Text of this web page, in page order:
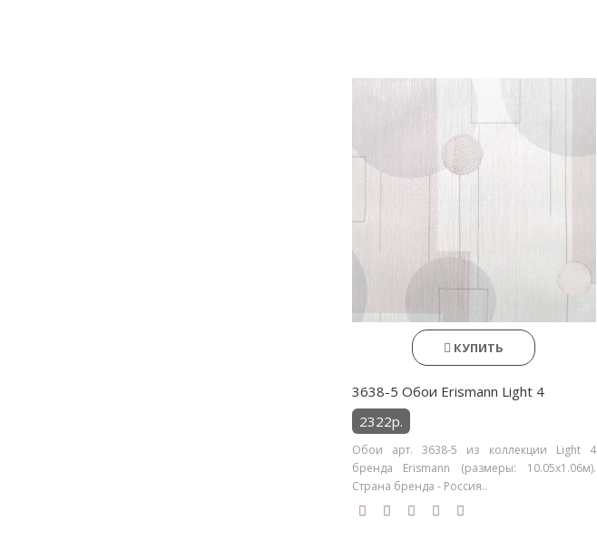
КУПИТЬ
3638-5 Обои Erismann Light 4
2322р.
Обои арт. 3638-5 из коллекции Light 4
бренда Erismann (размеры: 10.05х1.06м).
Страна бренда - Россия..